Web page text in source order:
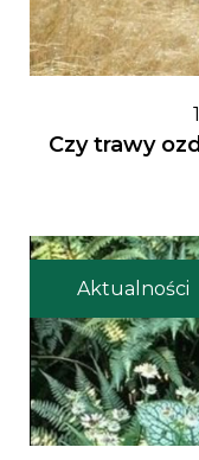
Czy trawy
Aktualności